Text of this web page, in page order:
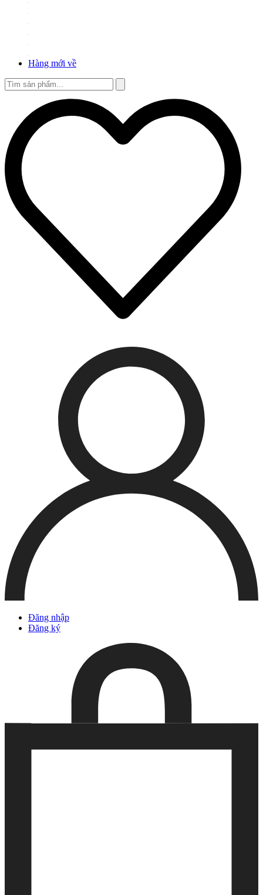
Hàng mới về
Đăng nhập
Đăng ký